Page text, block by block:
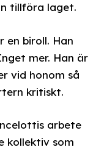
tillföra laget.
en biroll. Han
mer. Han är
vid honom så
kritiskt.
arbete
kollektiv som